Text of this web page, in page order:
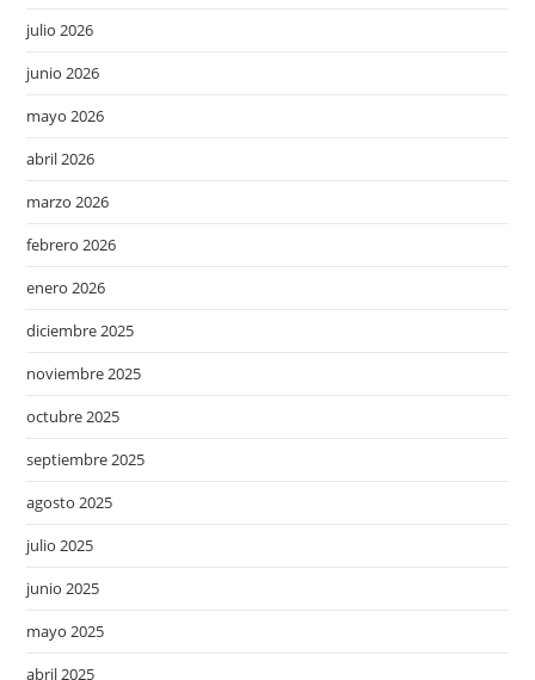
julio 2026
junio 2026
mayo 2026
abril 2026
marzo 2026
febrero 2026
enero 2026
diciembre 2025
noviembre 2025
octubre 2025
septiembre 2025
agosto 2025
julio 2025
junio 2025
mayo 2025
abril 2025